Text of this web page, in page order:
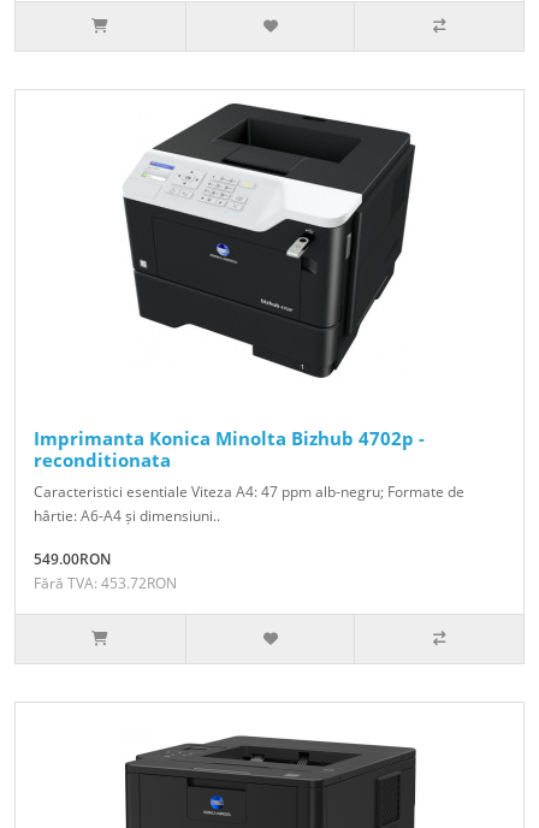
Imprimanta Konica Minolta Bizhub 4702p -
reconditionata
Caracteristici esentiale Viteza A4: 47 ppm alb-negru; Formate de
hârtie: A6-A4 și dimensiuni..
549.00RON
Fără TVA: 453.72RON